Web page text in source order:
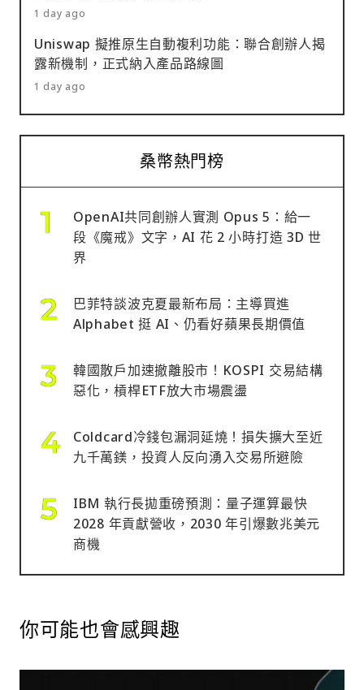
1 day ago
Uniswap 擬推原生自動複利功能：聯合創辦人揭
露新機制，正式納入產品路線圖
1 day ago
桑幣熱門榜
OpenAI共同創辦人實測 Opus 5：給一
段《魔戒》文字，AI 花 2 小時打造 3D 世
界
巴菲特談波克夏最新布局：主導買進
Alphabet 挺 AI、仍看好蘋果長期價值
韓國散戶加速撤離股市！KOSPI 交易結構
惡化，槓桿ETF放大市場震盪
Coldcard冷錢包漏洞延燒！損失擴大至近
九千萬鎂，投資人反向湧入交易所避險
IBM 執行長拋重磅預測：量子運算最快
2028 年貢獻營收，2030 年引爆數兆美元
商機
你可能也會感興趣